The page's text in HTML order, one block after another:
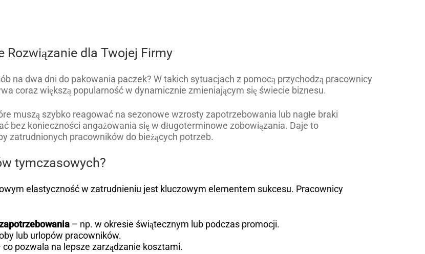
dla Twojej Firmy
na dwa dni do pakowania paczek? W takich sytuacjach z pomocą przychodzą pracownicy
coraz większą popularność w dynamicznie zmieniającym się świecie biznesu.
muszą szybko reagować na sezonowe wzrosty zapotrzebowania lub nagłe braki
bez konieczności angażowania się w długoterminowe zobowiązania. Daje to
zatrudnionych pracowników do bieżących potrzeb.
tymczasowych?
elastyczność w zatrudnieniu jest kluczowym elementem sukcesu. Pracownicy
– np. w okresie świątecznym lub podczas promocji.
lub urlopów pracowników.
co pozwala na lepsze zarządzanie kosztami.